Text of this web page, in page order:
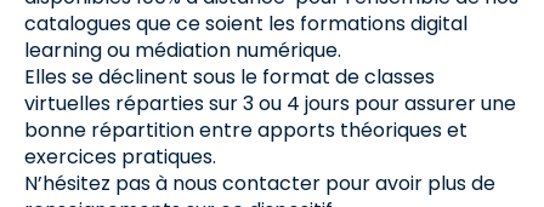
catalogues que ce soient les formations digital
learning ou médiation numérique.
Elles se déclinent sous le format de classes
virtuelles réparties sur 3 ou 4 jours pour assurer une
bonne répartition entre apports théoriques et
exercices pratiques.
N’hésitez pas à nous contacter pour avoir plus de